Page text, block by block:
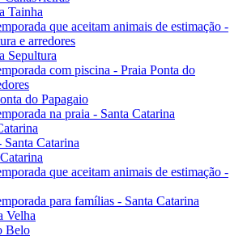
Tainha
que aceitam animais de estimação -
e arredores
Sepultura
com piscina - Praia Ponta do
do Papagaio
na praia - Santa Catarina
Catarina
que aceitam animais de estimação -
para famílias - Santa Catarina
Velha
Belo